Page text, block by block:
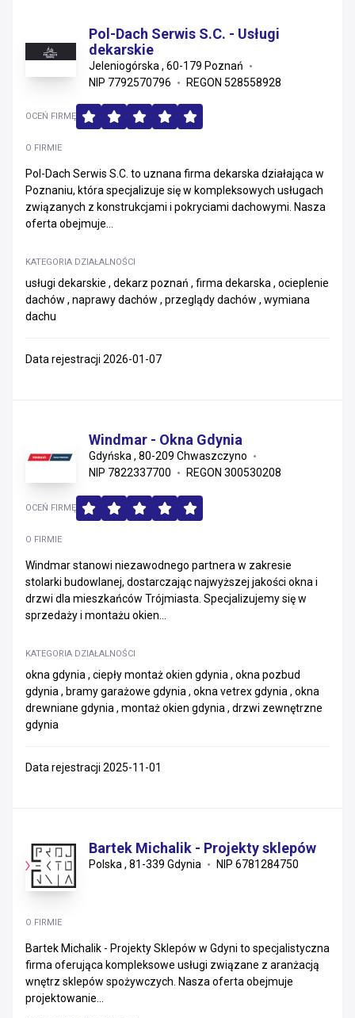
Pol-Dach Serwis S.C. - Usługi
dekarskie
Jeleniogórska , 60-179 Poznań
NIP 7792570796
REGON 528558928
O FIRMIE
Pol-Dach Serwis S.C. to uznana firma dekarska działająca w
Poznaniu, która specjalizuje się w kompleksowych usługach
związanych z konstrukcjami i pokryciami dachowymi. Nasza
oferta obejmuje...
KATEGORIA DZIAŁALNOŚCI
usługi dekarskie , dekarz poznań , firma dekarska , ocieplenie
dachów , naprawy dachów , przeglądy dachów , wymiana
dachu
OCEŃ FIRMĘ
Data rejestracji 2026-01-07
Windmar - Okna Gdynia
Gdyńska , 80-209 Chwaszczyno
NIP 7822337700
REGON 300530208
O FIRMIE
Windmar stanowi niezawodnego partnera w zakresie
stolarki budowlanej, dostarczając najwyższej jakości okna i
drzwi dla mieszkańców Trójmiasta. Specjalizujemy się w
sprzedaży i montażu okien...
KATEGORIA DZIAŁALNOŚCI
okna gdynia , ciepły montaż okien gdynia , okna pozbud
gdynia , bramy garażowe gdynia , okna vetrex gdynia , okna
drewniane gdynia , montaż okien gdynia , drzwi zewnętrzne
gdynia
OCEŃ FIRMĘ
Data rejestracji 2025-11-01
Bartek Michalik - Projekty sklepów
Polska , 81-339 Gdynia NIP 6781284750
O FIRMIE
Bartek Michalik - Projekty Sklepów w Gdyni to specjalistyczna
firma oferująca kompleksowe usługi związane z aranżacją
wnętrz sklepów spożywczych. Nasza oferta obejmuje
projektowanie...